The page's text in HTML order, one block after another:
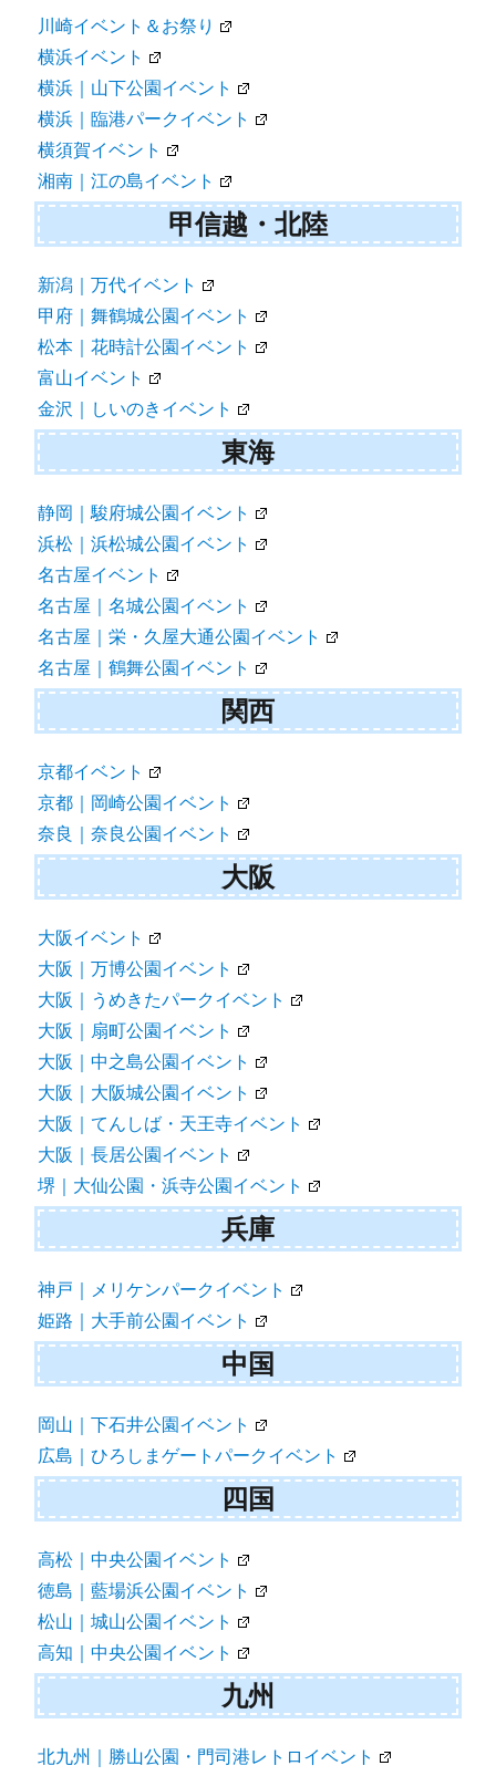
川崎イベント＆お祭り
横浜イベント
横浜｜山下公園イベント
横浜｜臨港パークイベント
横須賀イベント
湘南｜江の島イベント
甲信越・北陸
新潟｜万代イベント
甲府｜舞鶴城公園イベント
松本｜花時計公園イベント
富山イベント
金沢｜しいのきイベント
東海
静岡｜駿府城公園イベント
浜松｜浜松城公園イベント
名古屋イベント
名古屋｜名城公園イベント
名古屋｜栄・久屋大通公園イベント
名古屋｜鶴舞公園イベント
関西
京都イベント
京都｜岡崎公園イベント
奈良｜奈良公園イベント
大阪
大阪イベント
大阪｜万博公園イベント
大阪｜うめきたパークイベント
大阪｜扇町公園イベント
大阪｜中之島公園イベント
大阪｜大阪城公園イベント
大阪｜てんしば・天王寺イベント
大阪｜長居公園イベント
堺｜大仙公園・浜寺公園イベント
兵庫
神戸｜メリケンパークイベント
姫路｜大手前公園イベント
中国
岡山｜下石井公園イベント
広島｜ひろしまゲートパークイベント
四国
高松｜中央公園イベント
徳島｜藍場浜公園イベント
松山｜城山公園イベント
高知｜中央公園イベント
九州
北九州｜勝山公園・門司港レトロイベント